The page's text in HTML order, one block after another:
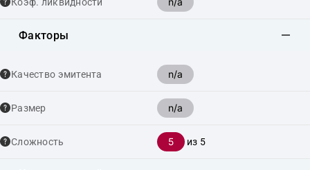
Факторы
Качество эмитента n/a
Размер n/a
Сложность 5 из 5